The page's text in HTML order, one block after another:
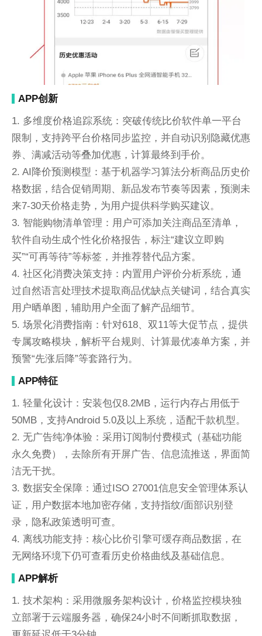
APP创新
1. 多维度价格追踪系统：突破传统比价软件单一平台
限制，支持跨平台价格同步监控，并自动识别隐藏优惠
券、满减活动等叠加优惠，计算最终到手价。
2. AI降价预测模型：基于机器学习算法分析商品历史价
格数据，结合促销周期、新品发布节奏等因素，预测未
来7-30天价格走势，为用户提供科学购买建议。
3. 智能购物清单管理：用户可添加关注商品至清单，
软件自动生成个性化价格报告，标注“建议立即购
买”“可再等待”等标签，并推荐替代品方案。
4. 社区化消费决策支持：内置用户评价分析系统，通
过自然语言处理技术提取商品优缺点关键词，结合真实
用户晒单图，辅助用户全面了解产品细节。
5. 场景化消费指南：针对618、双11等大促节点，提供
专属攻略模块，解析平台规则、计算最优凑单方案，并
预警“先涨后降”等套路行为。
APP特征
1. 轻量化设计：安装包仅8.2MB，运行内存占用低于
50MB，支持Android 5.0及以上系统，适配千款机型。
2. 无广告纯净体验：采用订阅制付费模式（基础功能
永久免费），去除所有开屏广告、信息流推送，界面简
洁无干扰。
3. 数据安全保障：通过ISO 27001信息安全管理体系认
证，用户数据本地加密存储，支持指纹/面部识别登
录，隐私政策透明可查。
4. 离线功能支持：核心比价引擎可缓存商品数据，在
无网络环境下仍可查看历史价格曲线及基础信息。
APP解析
1. 技术架构：采用微服务架构设计，价格监控模块独
立部署于云端服务器，确保24小时不间断抓取数据，